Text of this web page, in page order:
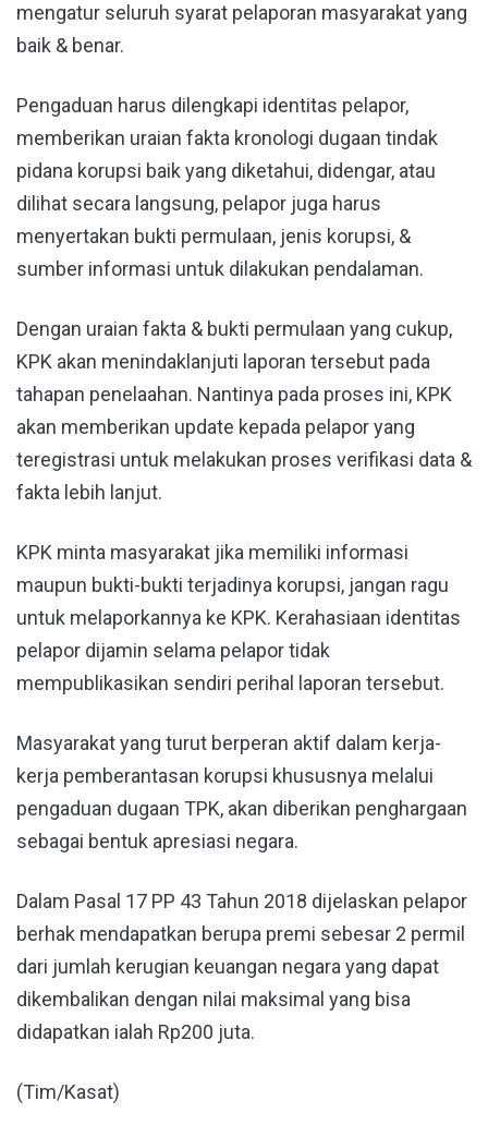
mengatur seluruh syarat pelaporan masyarakat yang
baik & benar.
Pengaduan harus dilengkapi identitas pelapor,
memberikan uraian fakta kronologi dugaan tindak
pidana korupsi baik yang diketahui, didengar, atau
dilihat secara langsung, pelapor juga harus
menyertakan bukti permulaan, jenis korupsi, &
sumber informasi untuk dilakukan pendalaman.
Dengan uraian fakta & bukti permulaan yang cukup,
KPK akan menindaklanjuti laporan tersebut pada
tahapan penelaahan. Nantinya pada proses ini, KPK
akan memberikan update kepada pelapor yang
teregistrasi untuk melakukan proses verifikasi data &
fakta lebih lanjut.
KPK minta masyarakat jika memiliki informasi
maupun bukti-bukti terjadinya korupsi, jangan ragu
untuk melaporkannya ke KPK. Kerahasiaan identitas
pelapor dijamin selama pelapor tidak
mempublikasikan sendiri perihal laporan tersebut.
Masyarakat yang turut berperan aktif dalam kerja-
kerja pemberantasan korupsi khususnya melalui
pengaduan dugaan TPK, akan diberikan penghargaan
sebagai bentuk apresiasi negara.
Dalam Pasal 17 PP 43 Tahun 2018 dijelaskan pelapor
berhak mendapatkan berupa premi sebesar 2 permil
dari jumlah kerugian keuangan negara yang dapat
dikembalikan dengan nilai maksimal yang bisa
didapatkan ialah Rp200 juta.
(Tim/Kasat)